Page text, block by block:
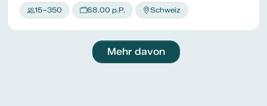
15–350 68.00 p.P. Schweiz
Mehr davon